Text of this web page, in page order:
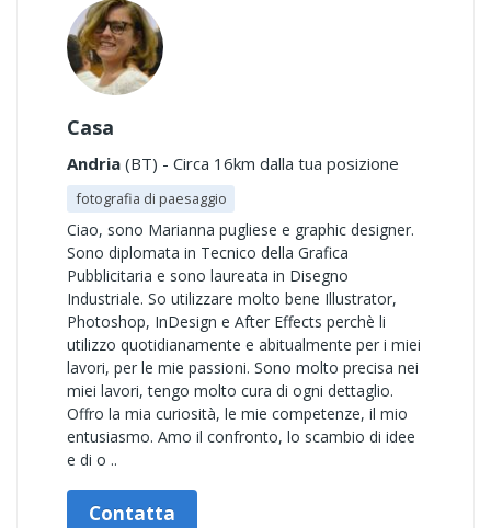
Casa
Andria (BT) - Circa 16km dalla tua posizione
fotografia di paesaggio
Ciao, sono Marianna pugliese e graphic designer.
Sono diplomata in Tecnico della Grafica
Pubblicitaria e sono laureata in Disegno
Industriale. So utilizzare molto bene Illustrator,
Photoshop, InDesign e After Effects perchè li
utilizzo quotidianamente e abitualmente per i miei
lavori, per le mie passioni. Sono molto precisa nei
miei lavori, tengo molto cura di ogni dettaglio.
Offro la mia curiosità, le mie competenze, il mio
entusiasmo. Amo il confronto, lo scambio di idee
e di o ..
Contatta